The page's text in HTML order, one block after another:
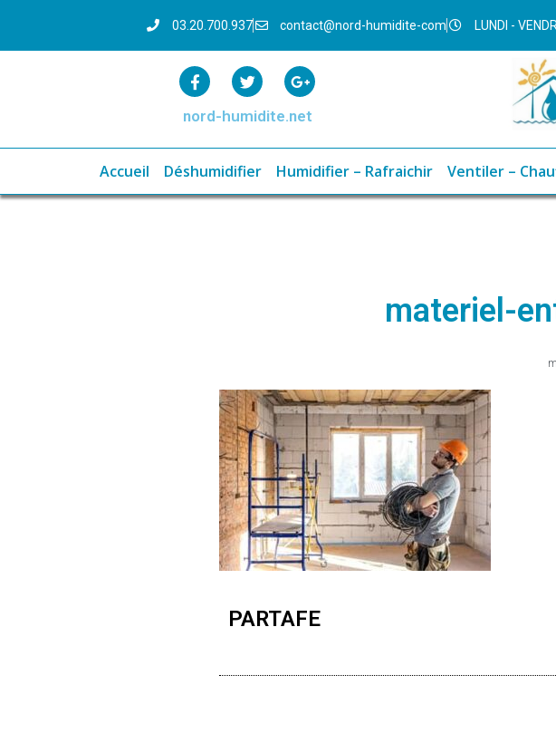
03.20.700.937 contact@nord-humidite-com LUNDI -
nord-humidite.net
Accueil Déshumidifier Humidifier – Rafraichir Ventiler –
materiel-
PARTAFE